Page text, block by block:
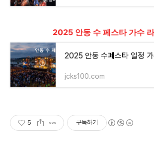
2025 안동 수 페스타 가수
jcks100.com
5 구독하기